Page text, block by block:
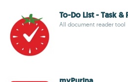
To-Do List - Task
All document reader tool